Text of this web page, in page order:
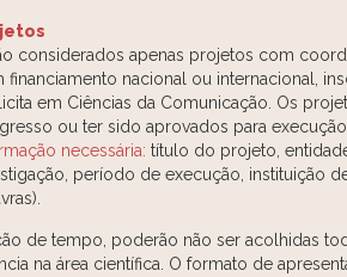
considerados apenas projetos com
financiamento nacional ou internacional,
em Ciências da Comunicação. Os
ou ter sido aprovados para
necessária: título do projeto,
período de execução, instituição
de tempo, poderão não ser acolhidas
na área científica. O formato de